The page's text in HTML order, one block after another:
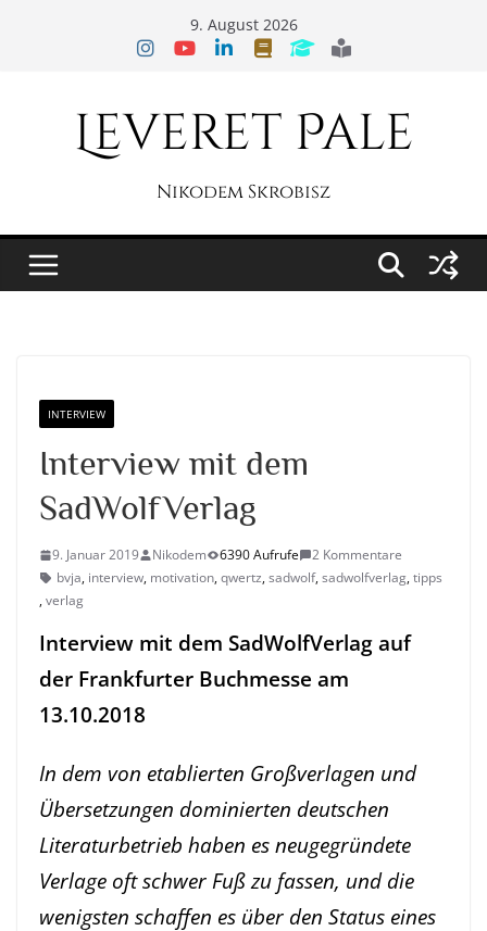
9. August 2026
Leveret Pale
Nikodem Skrobisz
INTERVIEW
Interview mit dem
SadWolfVerlag
9. Januar 2019 Nikodem 6390 Aufrufe
2 Kommentare
bvja, interview, motivation,qwertz,sadwolf,sadwolfverlag,tipps
,verlag
Interview mit dem SadWolfVerlag auf
der Frankfurter Buchmesse am
13.10.2018
In dem von etablierten Großverlagen und
Übersetzungen dominierten deutschen
Literaturbetrieb haben es neugegründete
Verlage oft schwer Fuß zu fassen, und die
wenigsten schaffen es über den Status eines